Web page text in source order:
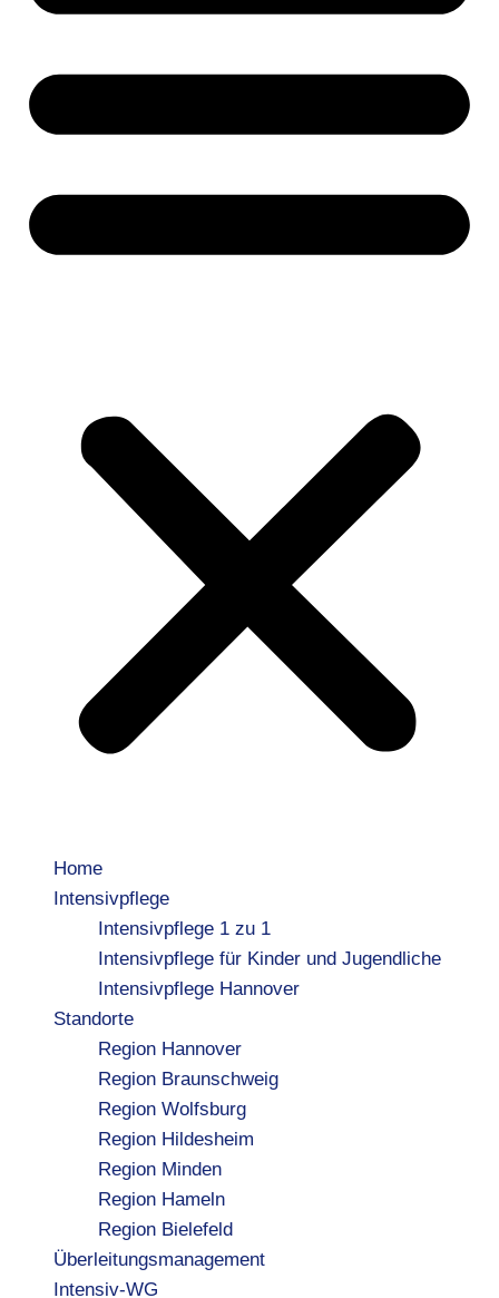
Home
Intensivpflege
Intensivpflege 1 zu 1
Intensivpflege für Kinder und Jugendliche
Intensivpflege Hannover
Standorte
Region Hannover
Region Braunschweig
Region Wolfsburg
Region Hildesheim
Region Minden
Region Hameln
Region Bielefeld
Überleitungsmanagement
Intensiv-WG